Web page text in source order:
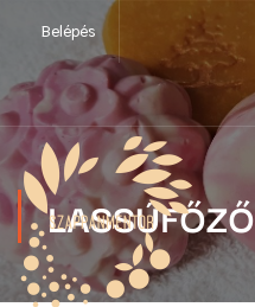
Belépés
LASSÚFŐZŐ